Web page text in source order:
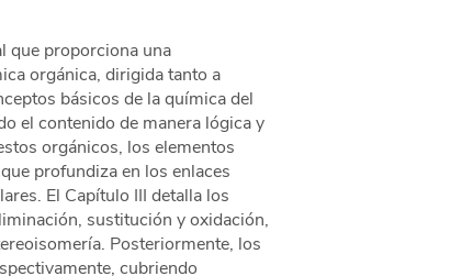
que proporciona una
orgánica, dirigida tanto a
básicos de la química del
el contenido de manera lógica y
orgánicos, los elementos
profundiza en los enlaces
El Capítulo III detalla los
sustitución y oxidación,
Posteriormente, los
cubriendo